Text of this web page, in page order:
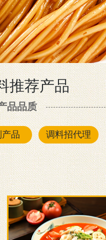
推荐产品
品品质
产品 调料招代理